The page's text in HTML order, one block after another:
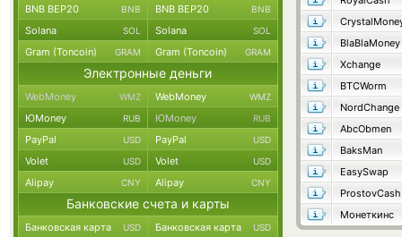
BlaBlaMoney
Xchange
BTCWorm
NordChange
AbcObmen
BaksMan
EasySwap
ProstovCash
Монеткинс
BNB BEP20 BNB BNB BEP20 BNB
Solana SOL Solana SOL
Gram (Toncoin) GRAM Gram (Toncoin) GRAM
Электронные деньги
WebMoney WMZ WebMoney WMZ
ЮMoney RUB ЮMoney RUB
PayPal USD PayPal USD
Volet USD Volet USD
Alipay CNY Alipay CNY
Банковские счета и карты
Банковская карта USD Банковская карта USD